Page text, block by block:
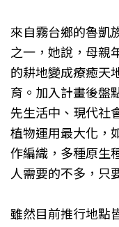
來自霧台鄉的魯凱
之一，她說，母親
的耕地變成療癒天
育。加入計畫後盤
先生活中、現代社
植物運用最大化，
作編織，多種原生
人需要的不多，只
雖然目前推行地點